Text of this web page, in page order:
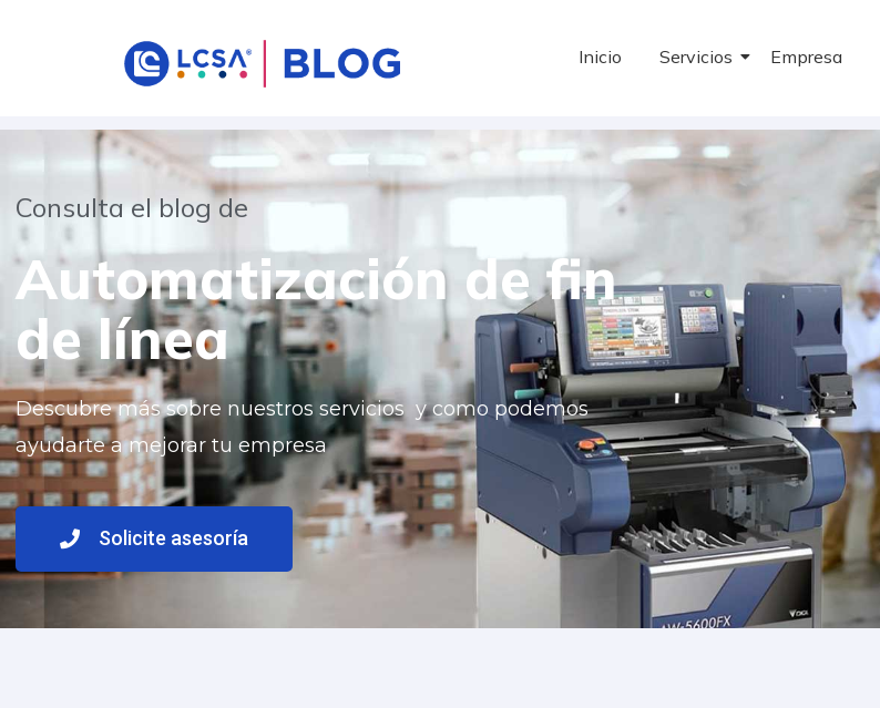
Inicio Servicios Empresa
Consulta el blog de
Automatización de fin
de línea
Descubre más sobre nuestros servicios y como podemos
ayudarte a mejorar tu empresa
Solicite asesoría